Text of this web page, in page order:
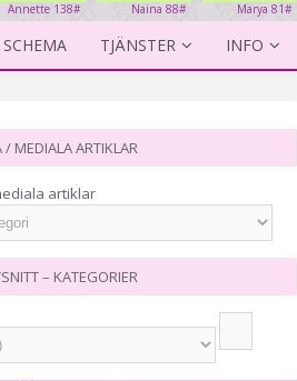
Marya 81#
Naina 88#
Annette 138#
SCHEMA TJÄNSTER INFO
/ MEDIALA ARTIKLAR
artiklar
– KATEGORIER